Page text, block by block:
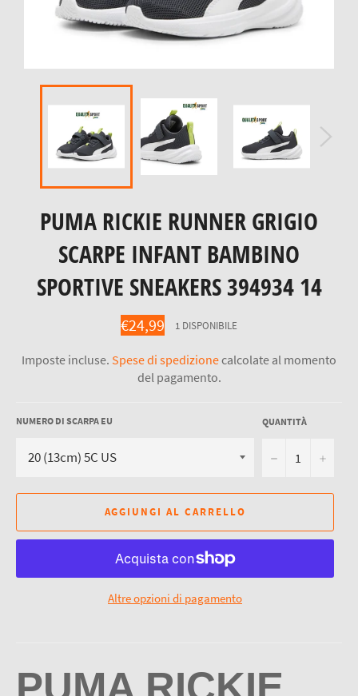
PUMA RICKIE RUNNER GRIGIO
SCARPE INFANT BAMBINO
SPORTIVE SNEAKERS 394934 14
Prezzo
di
€24,99 1 DISPONIBILE
Imposte incluse. Spese di spedizionecalcolate al momento
del pagamento.
NUMERO DI SCARPA EU QUANTITÀ
− +
AGGIUNGI AL CARRELLO
Altre opzioni di pagamento
PUMA RICKIE